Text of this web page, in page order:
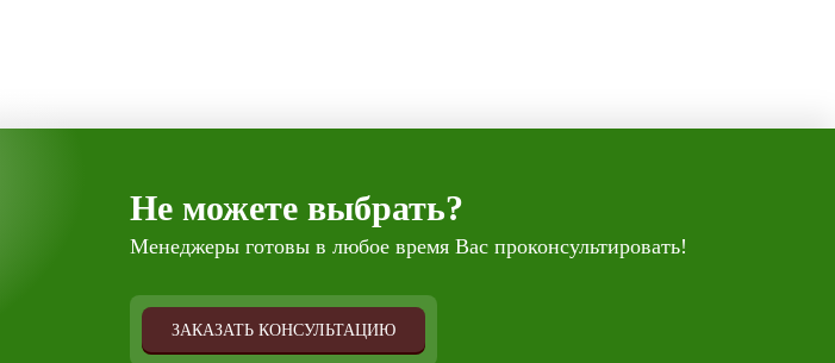
Не можете выбрать?
Менеджеры готовы в любое время Вас проконсультировать!
ЗАКАЗАТЬ КОНСУЛЬТАЦИЮ